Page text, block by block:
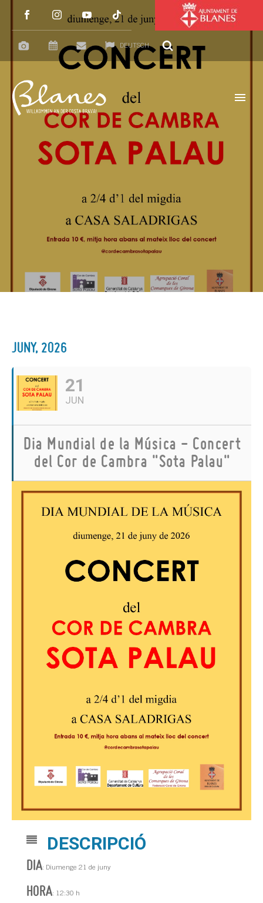
DEUTSCH
JUNY, 2026
21
JUN
Dia Mundial de la Música - Concert
del Cor de Cambra "Sota Palau"
DESCRIPCIÓ
DIA: Diumenge 21 de juny
HORA: 12:30 h